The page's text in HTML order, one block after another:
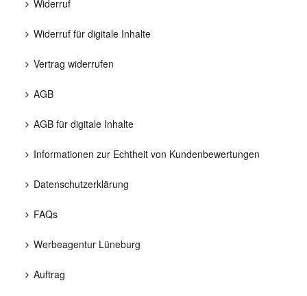
Widerruf
Widerruf für digitale Inhalte
Vertrag widerrufen
AGB
AGB für digitale Inhalte
Informationen zur Echtheit von Kundenbewertungen
Datenschutzerklärung
FAQs
Werbeagentur Lüneburg
Auftrag